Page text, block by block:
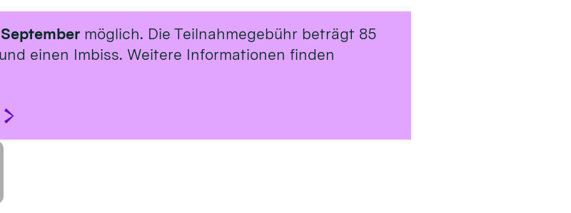
möglich. Die Teilnahmegebühr beträgt 85
einen Imbiss. Weitere Informationen finden